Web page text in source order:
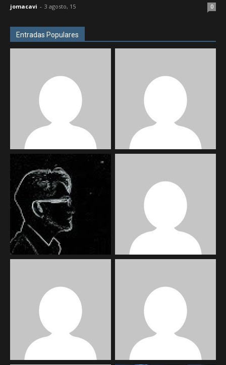
jomacavi - 3 agosto, 15 0
Entradas Populares